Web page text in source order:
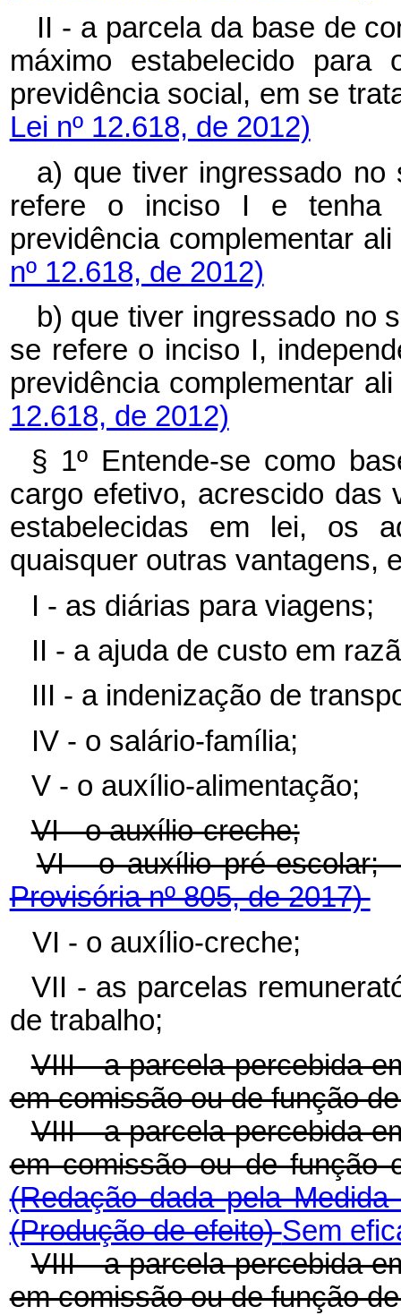
II - a parcela da base de
máximo estabelecido
previdência social, em se
Lei nº 12.618, de 2012)
a) que tiver ingressado
refere o inciso I e tenha
previdência
nº 12.618, de 2012)
b) que tiver ingressado no
se refere o inciso I,
previdência
12.618, de 2012)
§ 1º Entende-se como
cargo efetivo, acrescido das
estabelecidas em lei, os
quaisquer outras vantagens,
I - as diárias para viagens;
II - a ajuda de custo em
III - a indenização de
IV - o salário-família;
V - o auxílio-alimentação;
VI - o auxílio-creche;
VI - o auxílio pré-
Provisória nº 805, de 2017)
VI - o auxílio-creche;
VII - as parcelas
de trabalho;
VIII - a parcela percebida
em comissão ou de função
VIII - a parcela percebida
em comissão ou de
(Redação dada pela
(Produção de efeito)Sem
VIII - a parcela percebida
em comissão ou de função